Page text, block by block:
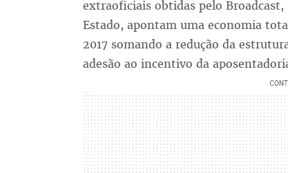
extraoficiais obtidas pelo
Estado, apontam uma economia
2017 somando a redução da
adesão ao incentivo da